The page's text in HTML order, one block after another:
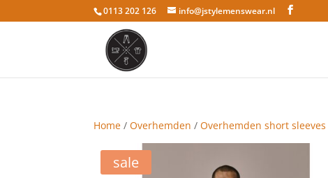
0113 202 126 info@jstylemenswear.nl
Home /Overhemden /Overhemden short sleeves
sale